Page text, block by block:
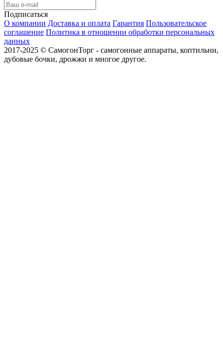
Подписаться
О компании Доставка и оплата Гарантия Пользовательское
соглашение Политика в отношении обработки персональных
данных
2017-2025 © СамогонТорг - самогонные аппараты, коптильни,
дубовые бочки, дрожжи и многое другое.